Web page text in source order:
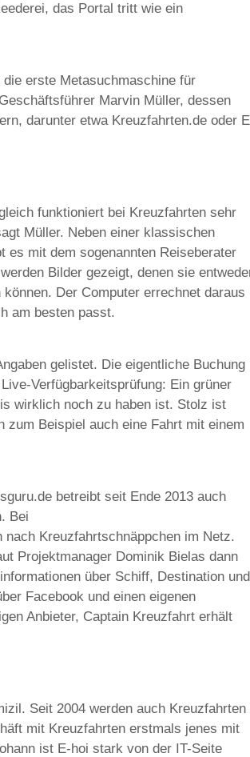
das Portal tritt wie ein
erste Metasuchmaschine für
Marvin Müller, dessen
darunter etwa Kreuzfahrten.de oder
funktioniert bei Kreuzfahrten sehr
Müller. Neben einer klassischen
es mit dem sogenannten Reiseberater
Bilder gezeigt, denen sie
Der Computer errechnet daraus
am besten passt.
gelistet. Die eigentliche Buchung
Verfügbarkeitsprüfung: Ein grüner
wirklich noch zu haben ist. Stolz ist
zum Beispiel auch eine Fahrt mit einem
betreibt seit Ende 2013 auch
Bei
Kreuzfahrtschnäppchen im Netz.
Projektmanager Dominik Bielas dann
über Schiff, Destination und
Facebook und einen eigenen
Anbieter, Captain Kreuzfahrt erhält
Seit 2004 werden auch Kreuzfahrten
mit Kreuzfahrten erstmals jenes mit
ist E-hoi stark von der IT-Seite